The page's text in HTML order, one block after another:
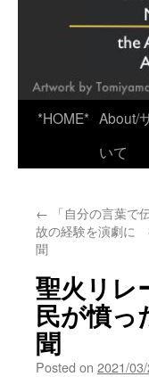
*HOME* About/
いて
← 「自分の言葉で
故の経験を演劇に
聞
聖火リレ
民が憤っ
聞
Posted on 2021/